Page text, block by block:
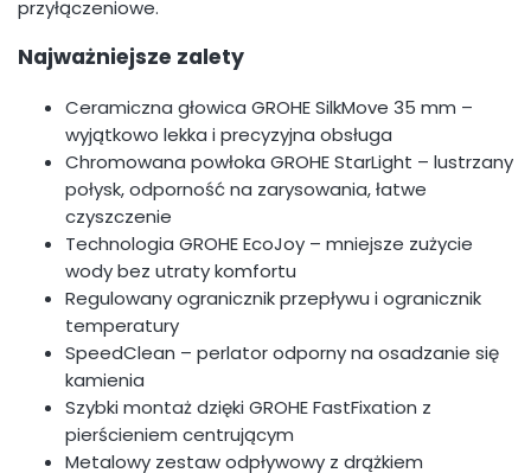
przyłączeniowe.
Najważniejsze zalety
Ceramiczna głowica GROHE SilkMove 35 mm –
wyjątkowo lekka i precyzyjna obsługa
Chromowana powłoka GROHE StarLight – lustrzany
połysk, odporność na zarysowania, łatwe
czyszczenie
Technologia GROHE EcoJoy – mniejsze zużycie
wody bez utraty komfortu
Regulowany ogranicznik przepływu i ogranicznik
temperatury
SpeedClean – perlator odporny na osadzanie się
kamienia
Szybki montaż dzięki GROHE FastFixation z
pierścieniem centrującym
Metalowy zestaw odpływowy z drążkiem